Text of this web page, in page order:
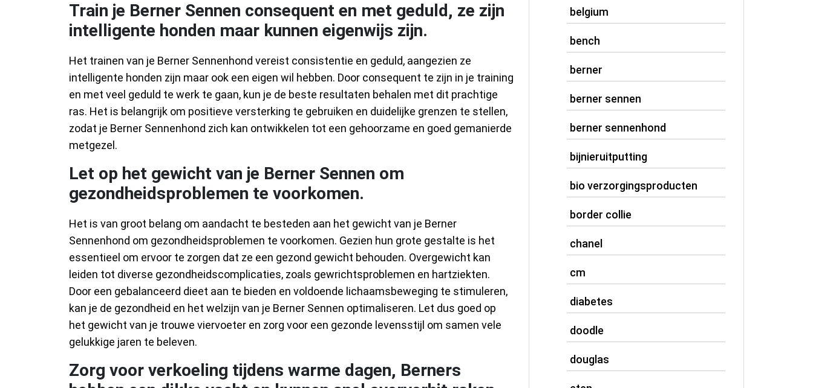
Train je Berner Sennen consequent en met geduld, ze zijn
intelligente honden maar kunnen eigenwijs zijn.
Het trainen van je Berner Sennenhond vereist consistentie en geduld, aangezien ze
intelligente honden zijn maar ook een eigen wil hebben. Door consequent te zijn in je training
en met veel geduld te werk te gaan, kun je de beste resultaten behalen met dit prachtige
ras. Het is belangrijk om positieve versterking te gebruiken en duidelijke grenzen te stellen,
zodat je Berner Sennenhond zich kan ontwikkelen tot een gehoorzame en goed gemanierde
metgezel.
Let op het gewicht van je Berner Sennen om
gezondheidsproblemen te voorkomen.
Het is van groot belang om aandacht te besteden aan het gewicht van je Berner
Sennenhond om gezondheidsproblemen te voorkomen. Gezien hun grote gestalte is het
essentieel om ervoor te zorgen dat ze een gezond gewicht behouden. Overgewicht kan
leiden tot diverse gezondheidscomplicaties, zoals gewrichtsproblemen en hartziekten.
Door een gebalanceerd dieet aan te bieden en voldoende lichaamsbeweging te stimuleren,
kan je de gezondheid en het welzijn van je Berner Sennen optimaliseren. Let dus goed op
het gewicht van je trouwe viervoeter en zorg voor een gezonde levensstijl om samen vele
gelukkige jaren te beleven.
Zorg voor verkoeling tijdens warme dagen, Berners
belgium
bench
berner
berner sennen
berner sennenhond
bijnieruitputting
bio verzorgingsproducten
border collie
chanel
cm
diabetes
doodle
douglas